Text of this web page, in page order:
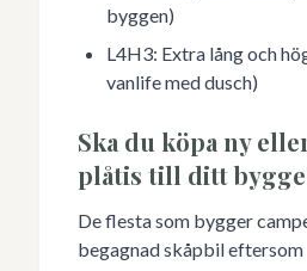
byggen)
L4H3: Extra lång och
vanlife med dusch)
Ska du köpa ny
plåtis till ditt
De flesta som bygger
begagnad skåpbil eftersom